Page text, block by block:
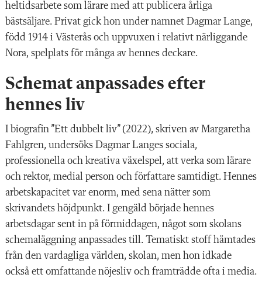
heltidsarbete som lärare med att publicera årliga
bästsäljare. Privat gick hon under namnet Dagmar Lange,
född 1914 i Västerås och uppvuxen i relativt närliggande
Nora, spelplats för många av hennes deckare.
Schemat anpassades efter
hennes liv
I biografin ”Ett dubbelt liv” (2022), skriven av Margaretha
Fahlgren, undersöks Dagmar Langes sociala,
professionella och kreativa växelspel, att verka som lärare
och rektor, medial person och författare samtidigt. Hennes
arbetskapacitet var enorm, med sena nätter som
skrivandets höjdpunkt. I gengäld började hennes
arbetsdagar sent in på förmiddagen, något som skolans
schemaläggning anpassades till. Tematiskt stoff hämtades
från den vardagliga världen, skolan, men hon idkade
också ett omfattande nöjesliv och framträdde ofta i media.